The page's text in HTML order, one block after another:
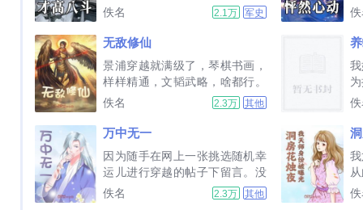
术，21世纪的杜蘅强横归来，一
未婚妻追悔莫及。女帝微服私
服，在他的指点下逐渐走向富国
强兵之路，一统天下。...
佚名 2.1万 军史
无敌修仙
景浦穿越就满级了，琴棋书画，
样样精通，文韬武略，啥都行。
但，很快景浦发现，这里是一个
材凡人，天下第一剑仙与天下第
柴而打架？还有那仙界第一圣女
与妖界...
佚名 2.3万 其他
万中无一
因为随手在网上一张挑选随机幸
运儿进行穿越的帖子下留言。没
想到一觉醒来，白夜就发现自己
佚名 2.3万 其他